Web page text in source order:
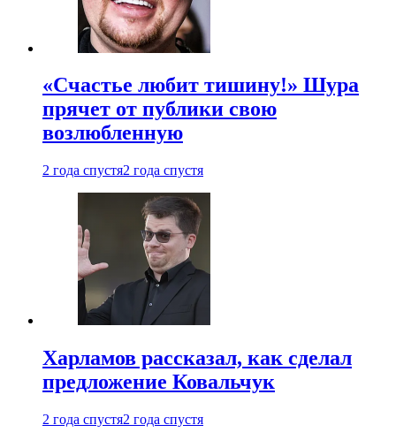
«Счастье любит тишину!» Шура
прячет от публики свою
возлюбленную
2 года спустя2 года спустя
Харламов рассказал, как сделал
предложение Ковальчук
2 года спустя2 года спустя